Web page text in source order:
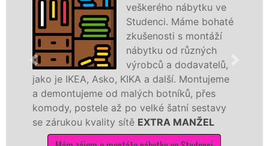
veškerého nábytku ve
Studenci. Máme bohaté
zkušenosti s montáží
nábytku od různých
výrobců a dodavatelů,
IKEA, Asko, KIKA a další. Montujeme
od malých botníků, přes
postele až po velké šatní sestavy
kvality sítěEXTRA MANŽEL